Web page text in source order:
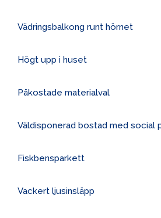
Vädringsbalkong runt hörnet
Högt upp i huset
Påkostade materialval
Väldisponerad bostad med social
Fiskbensparkett
Vackert ljusinsläpp